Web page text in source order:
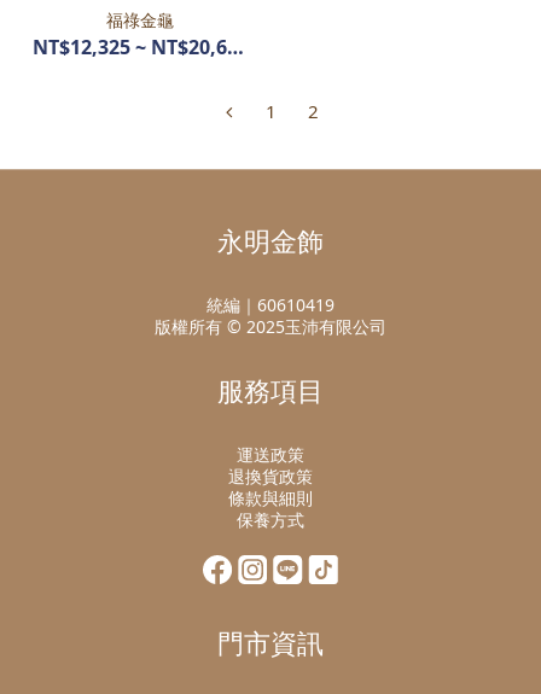
福祿金龜
NT$12,325 ~ NT$20,600
1 2
永明金飾
統編｜60610419
版權所有 © 2025玉沛有限公司
服務項目
運送政策
退換貨政策
條款與細則
保養方式
門市資訊